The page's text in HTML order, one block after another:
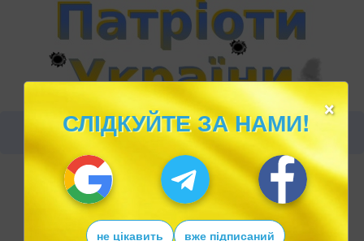
×
СЛІДКУЙТЕ ЗА НАМИ!
не цікавить вже підписаний